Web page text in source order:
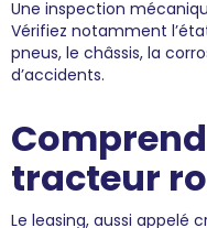
Une inspection
Vérifiez notamment
pneus, le châssis, la
d’accidents.
tracteur
Le leasing, aussi appelé